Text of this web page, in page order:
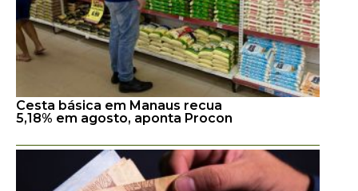
Cesta básica em Manaus recua
5,18% em agosto, aponta Procon